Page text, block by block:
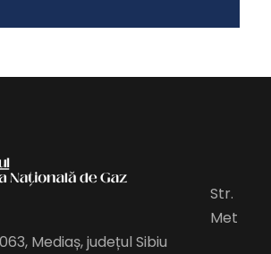
Str.
Met
Mediaș, județul Sibiu